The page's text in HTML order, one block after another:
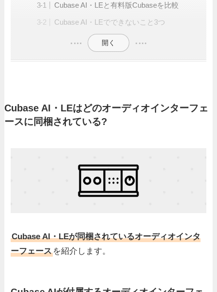
Cubase AI・LEと有料版Cubaseを比較
Cubase AI・LEでできないこと3つ
開く
Cubase AI・LEはどのオーディオインターフェ
ースに同梱されている?
Cubase AI・LEが同梱されているオーディオインタ
ーフェースを紹介します。